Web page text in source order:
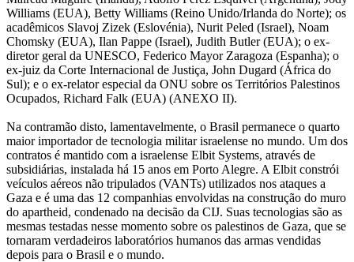
Williams (EUA), Betty Williams (Reino Unido/Irlanda do Norte); os
acadêmicos Slavoj Zizek (Eslovénia), Nurit Peled (Israel), Noam
Chomsky (EUA), Ilan Pappe (Israel), Judith Butler (EUA); o ex-
diretor geral da UNESCO, Federico Mayor Zaragoza (Espanha); o
ex-juiz da Corte Internacional de Justiça, John Dugard (África do
Sul); e o ex-relator especial da ONU sobre os Territórios Palestinos
Ocupados, Richard Falk (EUA) (ANEXO II).
Na contramão disto, lamentavelmente, o Brasil permanece o quarto
maior importador de tecnologia militar israelense no mundo. Um dos
contratos é mantido com a israelense Elbit Systems, através de
subsidiárias, instalada há 15 anos em Porto Alegre. A Elbit constrói
veículos aéreos não tripulados (VANTs) utilizados nos ataques a
Gaza e é uma das 12 companhias envolvidas na construção do muro
do apartheid, condenado na decisão da CIJ. Suas tecnologias são as
mesmas testadas nesse momento sobre os palestinos de Gaza, que se
tornaram verdadeiros laboratórios humanos das armas vendidas
depois para o Brasil e o mundo.